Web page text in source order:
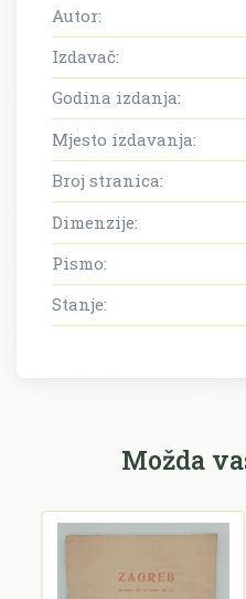
Autor:
Izdavač:
Godina izdanja:
Mjesto izdavanja:
Broj stranica:
Dimenzije:
Pismo:
Stanje:
Možda